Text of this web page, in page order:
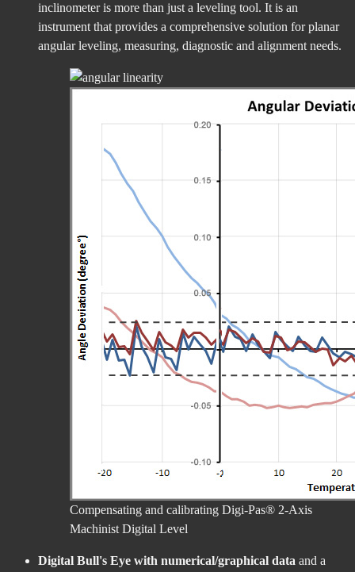
inclinometer is more than just a leveling tool. It is an
instrument that provides a comprehensive solution for planar
angular leveling, measuring, diagnostic and alignment needs.
Compensating and calibrating Digi-Pas® 2-Axis
Machinist Digital Level
Digital Bull's Eye with numerical/graphical data and a